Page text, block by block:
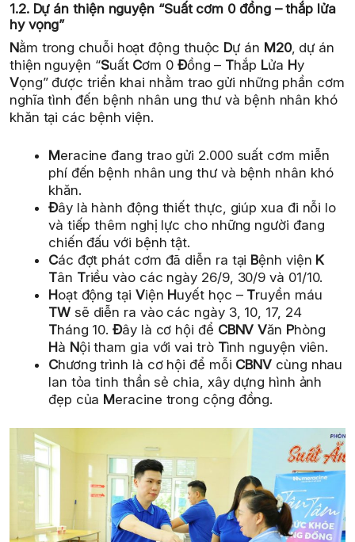
1.2. Dự án thiện nguyện “Suất cơm 0 đồng – thắp lửa
hy vọng”
Nằm trong chuỗi hoạt động thuộc Dự án M20, dự án
thiện nguyện “Suất Cơm 0 Đồng – Thắp Lửa Hy
Vọng” được triển khai nhằm trao gửi những phần cơm
nghĩa tình đến bệnh nhân ung thư và bệnh nhân khó
khăn tại các bệnh viện.
Meracine đang trao gửi 2.000 suất cơm miễn
phí đến bệnh nhân ung thư và bệnh nhân khó
khăn.
Đây là hành động thiết thực, giúp xua đi nỗi lo
và tiếp thêm nghị lực cho những người đang
chiến đấu với bệnh tật.
Các đợt phát cơm đã diễn ra tại Bệnh viện K
Tân Triều vào các ngày 26/9, 30/9 và 01/10.
Hoạt động tại Viện Huyết học – Truyền máu
TWsẽ diễn ra vào các ngày 3, 10, 17, 24
Tháng 10.Đây là cơ hội để CBNV Văn Phòng
Hà Nội tham gia với vai trò Tình nguyện viên.
Chương trình là cơ hội để mỗi CBNV cùng nhau
lan tỏa tinh thần sẻ chia, xây dựng hình ảnh
đẹp của Meracine trong cộng đồng.